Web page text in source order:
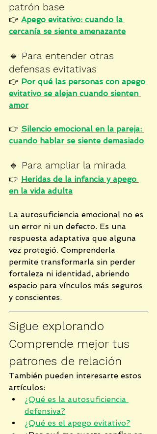
patrón base
👉 Apego evitativo: cuando la
cercanía se siente amenazante
🔹 Para entender otras
defensas evitativas
👉 Por qué las personas con apego
evitativo se alejan cuando sienten
amor
👉 Silencio emocional en la pareja:
cuando hablar se siente demasiado
🔹 Para ampliar la mirada
👉 Heridas de la infancia y apego
en la vida adulta
La autosuficiencia emocional no es
un error ni un defecto. Es una
respuesta adaptativa que alguna
vez protegió. Comprenderla
permite transformarla sin perder
fortaleza ni identidad, abriendo
espacio para vínculos más seguros
y conscientes.
Sigue explorando
Comprende mejor tus
patrones de relación
También pueden interesarte estos
artículos:
¿Qué es la autosuficiencia
defensiva?
¿Qué es el apego evitativo?